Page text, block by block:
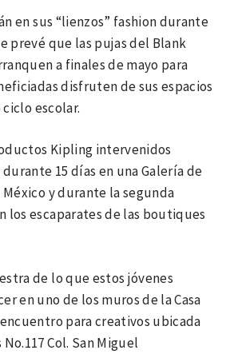
en sus “lienzos” fashion durante
prevé que las pujas del Blank
a finales de mayo para
disfruten de sus espacios
escolar.
Kipling intervenidos
15 días en una Galería de
y durante la segunda
los escaparates de las boutiques
de lo que estos jóvenes
en uno de los muros de la Casa
para creativos ubicada
Col. San Miguel